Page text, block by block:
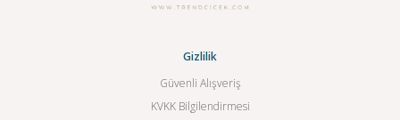
Gizlilik
Güvenli Alışveriş
KVKK Bilgilendirmesi